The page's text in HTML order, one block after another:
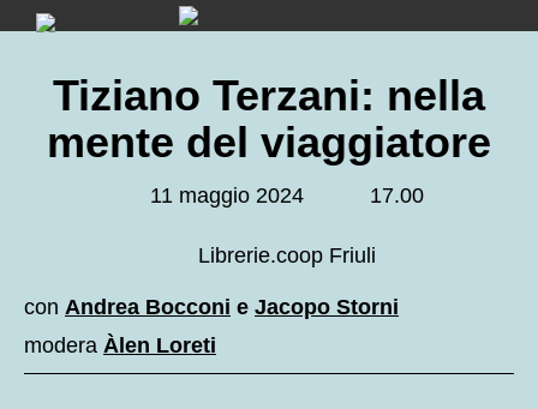
Skip
contentTiziano Terzani: nella
mente del viaggiatore
11 maggio 2024 17.00
Librerie.coop Friuli
con Andrea Bocconi e Jacopo Storni
modera Àlen Loreti